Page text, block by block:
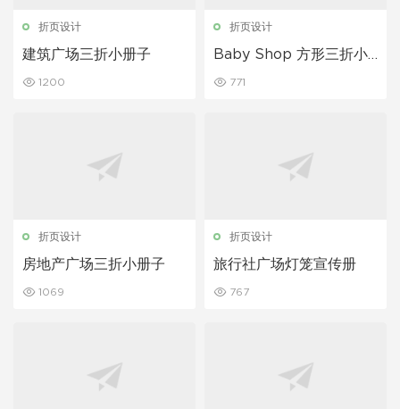
折页设计
建筑广场三折小册子
1200
折页设计
Baby Shop 方形三折小
771
折页设计
房地产广场三折小册子
1069
折页设计
旅行社广场灯笼宣传册
767